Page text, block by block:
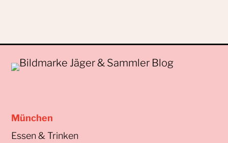
München
Essen & Trinken